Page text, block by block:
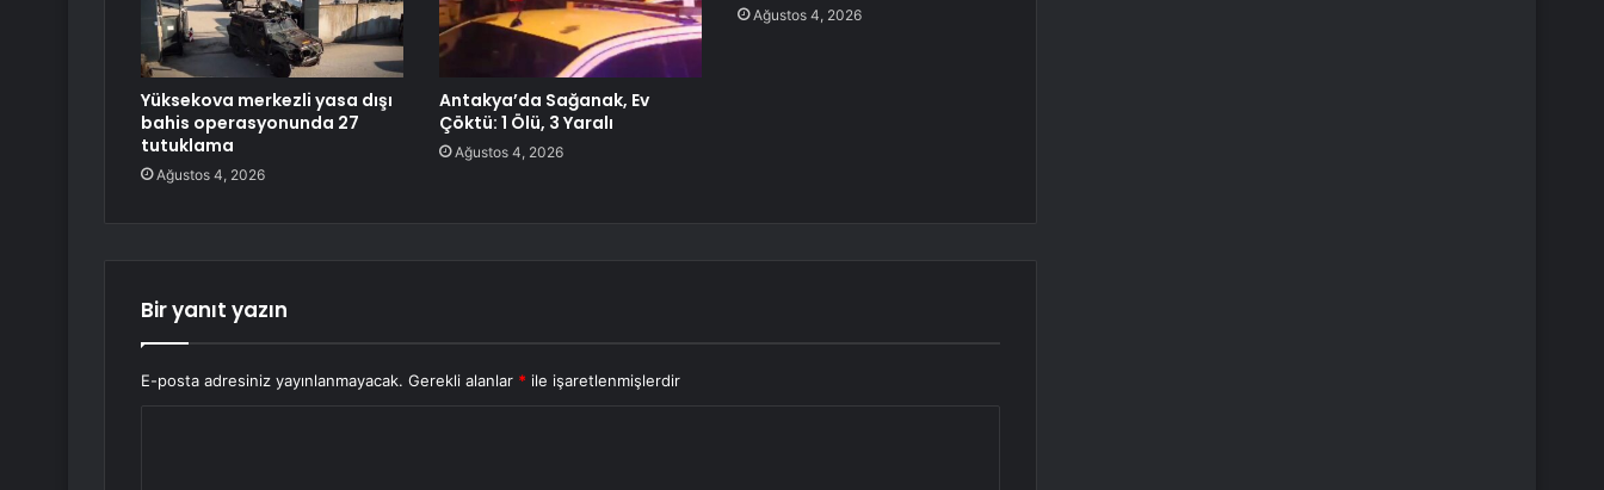
Yüksekova merkezli yasa dışı
bahis operasyonunda 27
tutuklama
Ağustos 4, 2026
Antakya’da Sağanak, Ev
Çöktü: 1 Ölü, 3 Yaralı
Ağustos 4, 2026
Ağustos 4, 2026
Bir yanıt yazın
E-posta adresiniz yayınlanmayacak. Gerekli alanlar * ile işaretlenmişlerdir